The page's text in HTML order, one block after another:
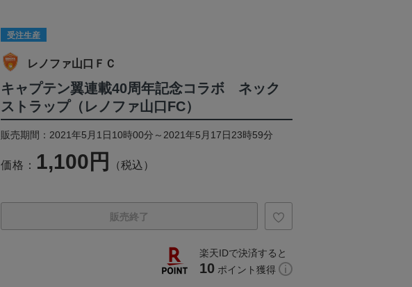
受注生産
レノファ山口ＦＣ
キャプテン翼連載40周年記念コラボ ネック
ストラップ（レノファ山口FC）
販売期間：2021年5月1日10時00分～2021年5月17日23時59分
価格： 1,100円 （税込）
販売終了
楽天IDで決済すると
10 ポイント獲得